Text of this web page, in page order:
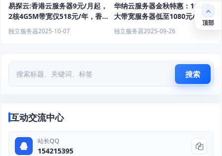
易探云:香港云服务器9元/月起，
2核4G5M带宽仅518元/年，香
港站群服务器1200元/月起
独立服务器2025-10-07
华纳云服务器金秋特惠：100M
大带宽服务器低至1080元/月，
CN2服务器800元/月起
独立服务器2025-09-26
搜索
互动交流中心
站长QQ
154215395
顶部